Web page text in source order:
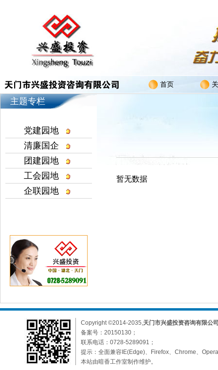
首页
主题专栏
党建园地
清廉国企
团建园地
工会园地
企联园地
暂无数据
Copyright ©2014-2035,天门市兴盛投资咨询有限公
备案号： 20150130；
联系电话：0728-5289091；
提示：全面兼容IE(Edge)、Firefox、Chrome、
本站由暗香工作室制作维护。